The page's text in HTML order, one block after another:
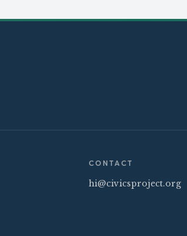
CONTACT
hi@civicsproject.org